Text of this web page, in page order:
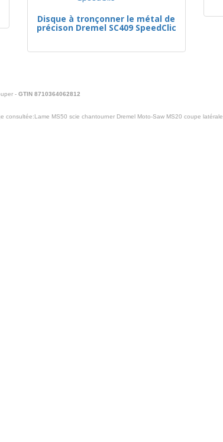
Disque à tronçonner le métal de
précison Dremel SC409 SpeedClic
- GTIN 8710364062812
consultée:Lame MS50 scie chantourner Dremel Moto-Saw MS20 coupe latérale